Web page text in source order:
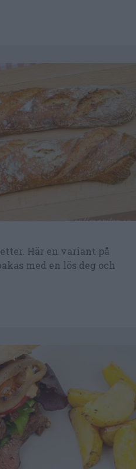
Här en variant på
med en lös deg och